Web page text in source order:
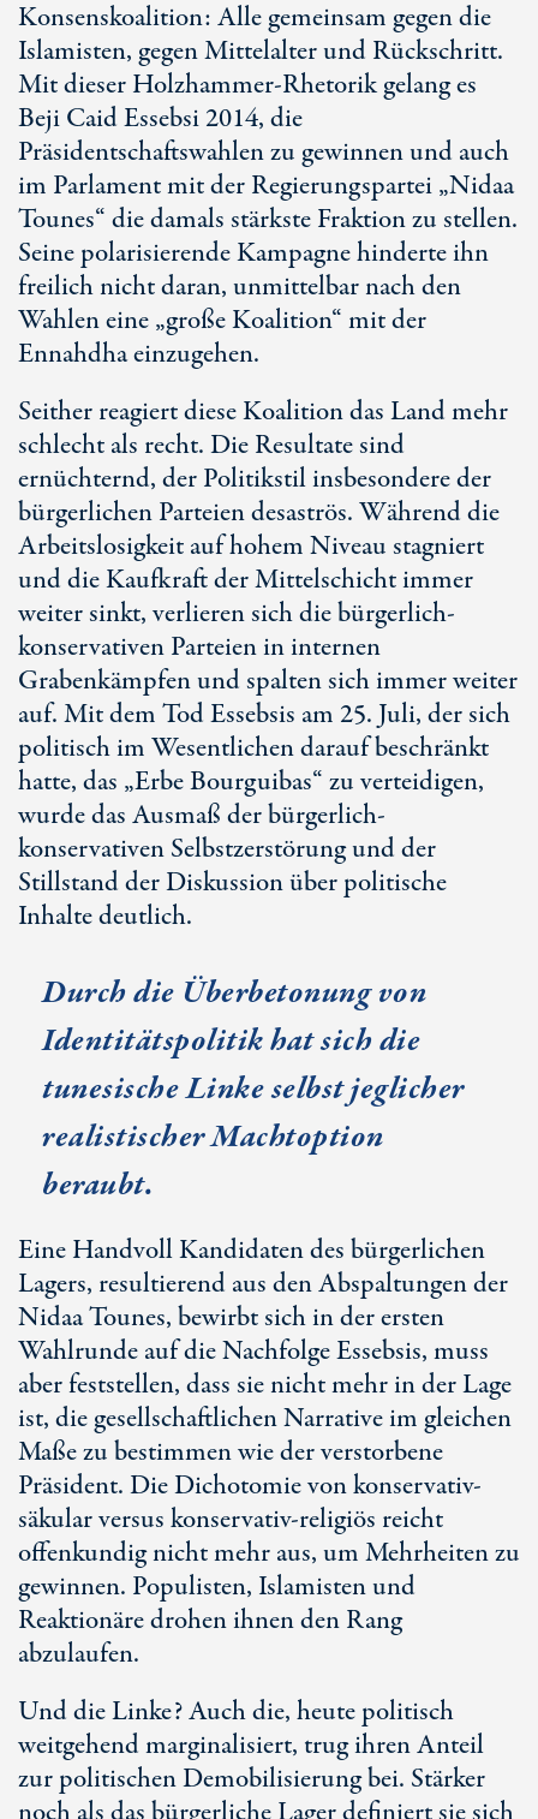
Konsenskoalition: Alle gemeinsam gegen die
Islamisten, gegen Mittelalter und Rückschritt.
Mit dieser Holzhammer-Rhetorik gelang es
Beji Caid Essebsi 2014, die
Präsidentschaftswahlen zu gewinnen und auch
im Parlament mit der Regierungspartei „Nidaa
Tounes“ die damals stärkste Fraktion zu stellen.
Seine polarisierende Kampagne hinderte ihn
freilich nicht daran, unmittelbar nach den
Wahlen eine „große Koalition“ mit der
Ennahdha einzugehen.
Seither reagiert diese Koalition das Land mehr
schlecht als recht. Die Resultate sind
ernüchternd, der Politikstil insbesondere der
bürgerlichen Parteien desaströs. Während die
Arbeitslosigkeit auf hohem Niveau stagniert
und die Kaufkraft der Mittelschicht immer
weiter sinkt, verlieren sich die bürgerlich-
konservativen Parteien in internen
Grabenkämpfen und spalten sich immer weiter
auf. Mit dem Tod Essebsis am 25. Juli, der sich
politisch im Wesentlichen darauf beschränkt
hatte, das „Erbe Bourguibas“ zu verteidigen,
wurde das Ausmaß der bürgerlich-
konservativen Selbstzerstörung und der
Stillstand der Diskussion über politische
Inhalte deutlich.
Durch die Überbetonung von
Identitätspolitik hat sich die
tunesische Linke selbst jeglicher
realistischer Machtoption
beraubt.
Eine Handvoll Kandidaten des bürgerlichen
Lagers, resultierend aus den Abspaltungen der
Nidaa Tounes, bewirbt sich in der ersten
Wahlrunde auf die Nachfolge Essebsis, muss
aber feststellen, dass sie nicht mehr in der Lage
ist, die gesellschaftlichen Narrative im gleichen
Maße zu bestimmen wie der verstorbene
Präsident. Die Dichotomie von konservativ-
säkular versus konservativ-religiös reicht
offenkundig nicht mehr aus, um Mehrheiten zu
gewinnen. Populisten, Islamisten und
Reaktionäre drohen ihnen den Rang
abzulaufen.
Und die Linke? Auch die, heute politisch
weitgehend marginalisiert, trug ihren Anteil
zur politischen Demobilisierung bei. Stärker